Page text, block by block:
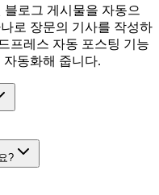
블로그 게시물을 자동으
로 장문의 기사를 작성하
프레스 자동 포스팅 기능
동화해 줍니다.
?